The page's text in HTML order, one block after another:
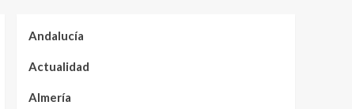
Andalucía
Actualidad
Almería